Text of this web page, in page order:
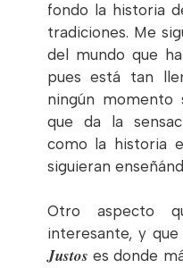
fondo la historia
tradiciones. Me
del mundo que
pues está tan
ningún momento
que da la
como la historia
siguieran
Otro aspecto
interesante, y
Justos es donde